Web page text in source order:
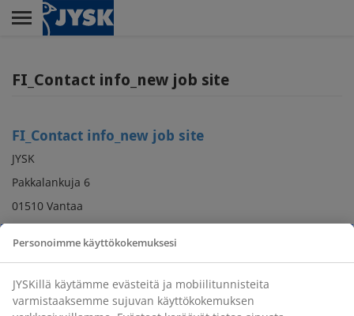
Skip
FI_Contact info_new job site
FI_Contact info_new job site
JYSK
Pakkalankuja 6
01510 Vantaa
Personoimme käyttökokemuksesi
JYSKillä käytämme evästeitä ja mobiilitunnisteita
varmistaaksemme sujuvan käyttökokemuksen